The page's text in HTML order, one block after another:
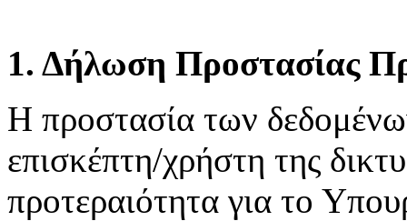
1. Δήλωση Προστασίας
H προστασία των
επισκέπτη/χρήστη της
προτεραιότητα για το